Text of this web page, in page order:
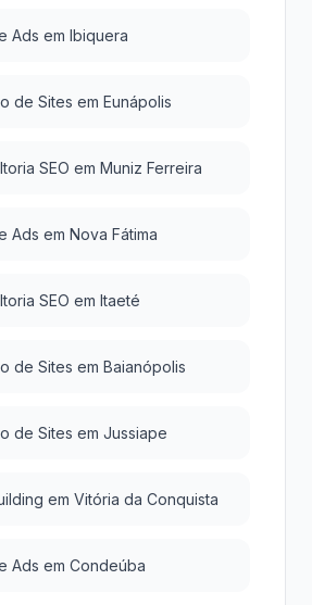
Ads em Ibiquera
de Sites em Eunápolis
SEO em Muniz Ferreira
Ads em Nova Fátima
SEO em Itaeté
de Sites em Baianópolis
de Sites em Jussiape
em Vitória da Conquista
Ads em Condeúba